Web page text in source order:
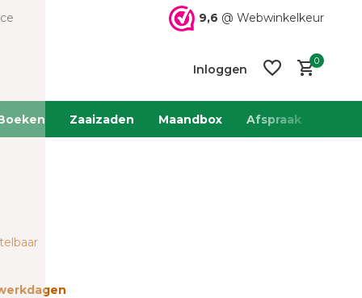
9,6 @ Webwinkelkeur
Inloggen
0
Zaaizaden Maandbox Afspraak